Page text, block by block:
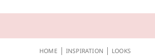
HOME INSPIRATION LOOKS